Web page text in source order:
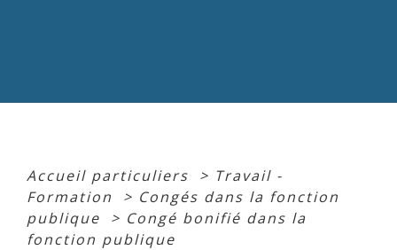
Accueil particuliers > Travail -
Formation
> Congés dans la fonction
publique
> Congé bonifié dans la
fonction publique